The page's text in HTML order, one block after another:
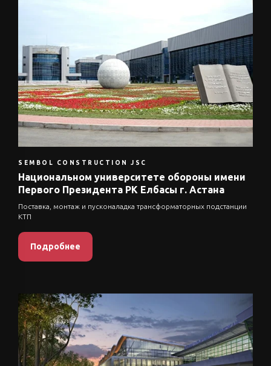
SEMBOL CONSTRUCTION JSC
Национальном университете обороны имени
Первого Президента РК Елбасы г. Астана
Поставка, монтаж и пусконаладка трансформаторных подстанции
КТП
Подробнее